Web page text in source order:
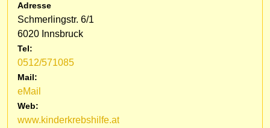
Adresse
Schmerlingstr. 6/1
6020 Innsbruck
Tel:
0512/571085
Mail:
eMail
Web:
www.kinderkrebshilfe.at